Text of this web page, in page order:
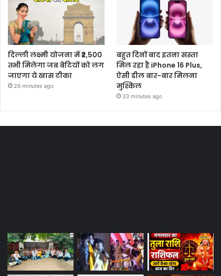
दिल्ली लक्ष्मी योजना में ₹2,500
तभी मिलेगा जब बेटियों को लग
जाएगा ये खास टीका
26 minutes ago
बहुत दिनों बाद इतना सस्ता
मिल रहा है iPhone 16 Plus,
ऐसी डील बार-बार मिलना
मुश्किल
33 minutes ago